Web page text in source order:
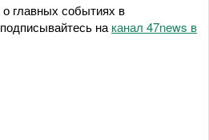
главных событиях в
на канал 47news в